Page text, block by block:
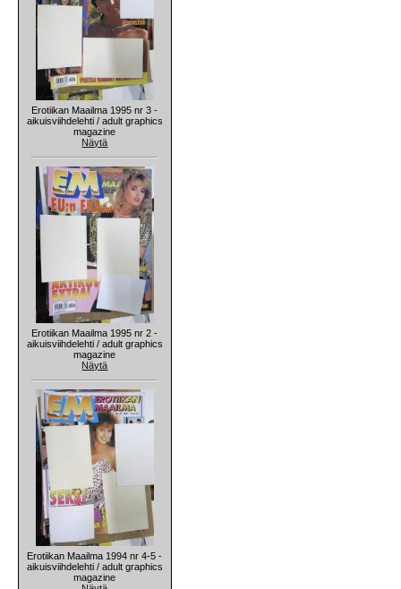
Erotiikan Maailma 1995 nr 3 -
aikuisviihdelehti / adult graphics
magazine
Näytä
Erotiikan Maailma 1995 nr 2 -
aikuisviihdelehti / adult graphics
magazine
Näytä
Erotiikan Maailma 1994 nr 4-5 -
aikuisviihdelehti / adult graphics
magazine